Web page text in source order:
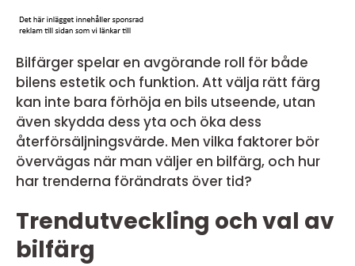
Bilfärger spelar en avgörande roll för både
bilens estetik och funktion. Att välja rätt färg
kan inte bara förhöja en bils utseende, utan
även skydda dess yta och öka dess
återförsäljningsvärde. Men vilka faktorer bör
övervägas när man väljer en bilfärg, och hur
har trenderna förändrats över tid?
Trendutveckling och val av
bilfärg